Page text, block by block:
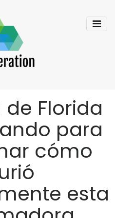
Florida
para
cómo
esta